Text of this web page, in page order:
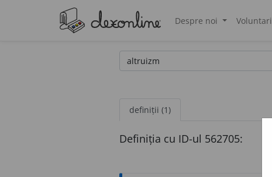
Despre noi Voluntari
definiții (1)
Definiția cu ID-ul 562705: